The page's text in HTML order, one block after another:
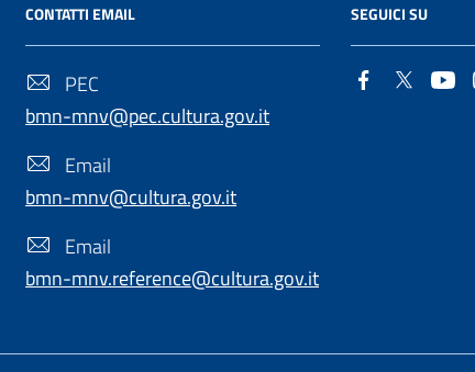
CONTATTI EMAIL
PEC
bmn-mnv@pec.cultura.gov.it
Email
bmn-mnv@cultura.gov.it
Email
bmn-mnv.reference@cultura.gov.it
SEGUICI SU